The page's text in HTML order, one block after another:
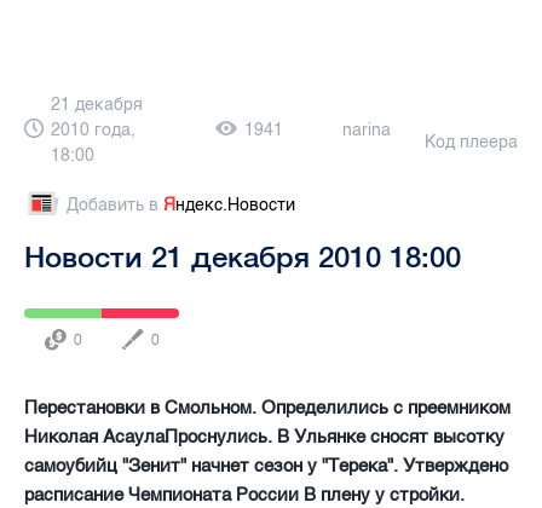
21 декабря
2010 года,
18:00
1941 narina
Код плеера
Добавить в Яндекс.Новости
Новости 21 декабря 2010 18:00
0 0
Перестановки в Смольном. Определились с преемником
Николая АсаулаПроснулись. В Ульянке сносят высотку
самоубийц "Зенит" начнет сезон у "Терека". Утверждено
расписание Чемпионата России В плену у стройки.